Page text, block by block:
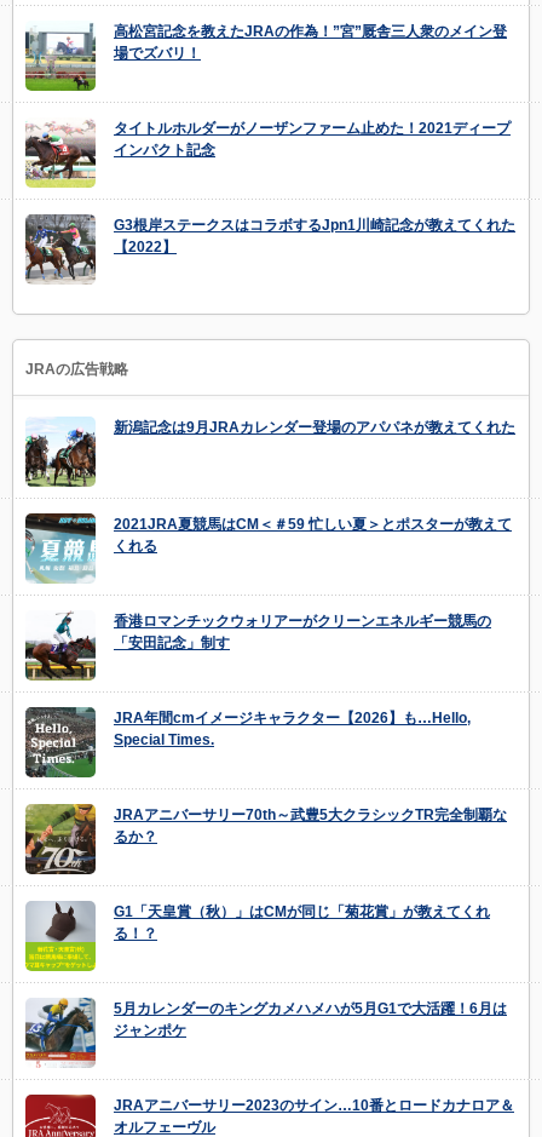
高松宮記念を教えたJRAの作為！”宮”厩舎三人衆のメイン登
場でズバリ！
タイトルホルダーがノーザンファーム止めた！2021ディープ
インパクト記念
G3根岸ステークスはコラボするJpn1川崎記念が教えてくれた
【2022】
JRAの広告戦略
新潟記念は9月JRAカレンダー登場のアパパネが教えてくれた
2021JRA夏競馬はCM＜＃59 忙しい夏＞とポスターが教えて
くれる
香港ロマンチックウォリアーがクリーンエネルギー競馬の
「安田記念」制す
JRA年間cmイメージキャラクター【2026】も…Hello,
Special Times.
JRAアニバーサリー70th～武豊5大クラシックTR完全制覇な
るか？
G1「天皇賞（秋）」はCMが同じ「菊花賞」が教えてくれ
る！？
5月カレンダーのキングカメハメハが5月G1で大活躍！6月は
ジャンポケ
JRAアニバーサリー2023のサイン…10番とロードカナロア＆
オルフェーヴル